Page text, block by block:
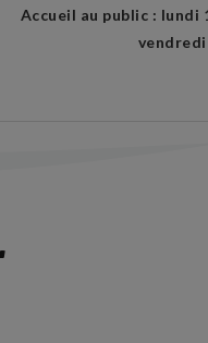
Accueil au public : lundi
vendredi